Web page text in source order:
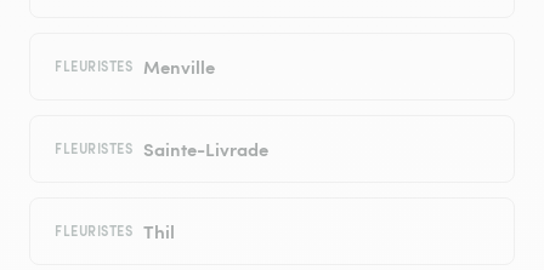
FLEURISTES Menville
FLEURISTES Sainte-Livrade
FLEURISTES Thil